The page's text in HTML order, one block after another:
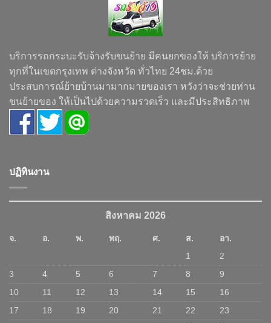
บริการรถกระบะรับจ้างรับขนย้าย มีคนยกของให้ บริการย้าย
ทุกที่ในเขตกรุงเทพ ต่างจังหวัด ทั่วไทย 24ชม.ด้วย
ประสบการณ์ย้ายบ้านมามากมายของเรา หวังว่าจะช่วยท่าน
ขนย้ายของ ให้เป็นไปด้วยความรวดเร็ว และมีประสิทธิภาพ
ปฏิทินงาน
สิงหาคม 2026
จ. อ. พ. พฤ. ศ. ส.
อา.
1
2
3
4 5 6 7 8
9
10
11 12 13 14 15
16
17
18 19 20 21 22
23